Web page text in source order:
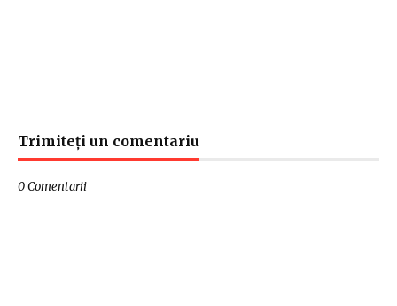
Trimiteți un comentariu
0 Comentarii